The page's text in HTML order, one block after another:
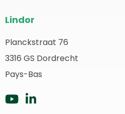
de
page
du
site
Lindor
Planckstraat 76
3316 GS Dordrecht
Pays-Bas
AllerAller